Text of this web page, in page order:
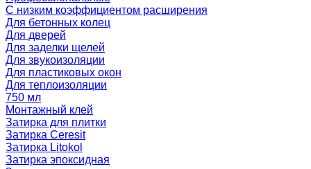
С низким коэффициентом расширения
Для бетонных колец
Для дверей
Для заделки щелей
Для звукоизоляции
Для пластиковых окон
Для теплоизоляции
750 мл
Монтажный клей
Затирка для плитки
Затирка Ceresit
Затирка Litokol
Затирка эпоксидная